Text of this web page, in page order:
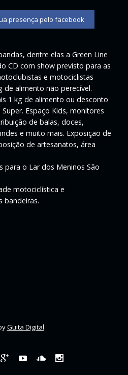
presença pelo facebook
dentre elas a Green Line
CD com show previsto para as
e motociclistas
alimento não perecível.
1 kg de alimento ou desconto
Espaço Kids, monitores
de balas, doces,
e muito mais. Exposição de
de artesanatos, área
para o Lar dos Meninos São
motociclística e
bandeiras.
Guita Digital